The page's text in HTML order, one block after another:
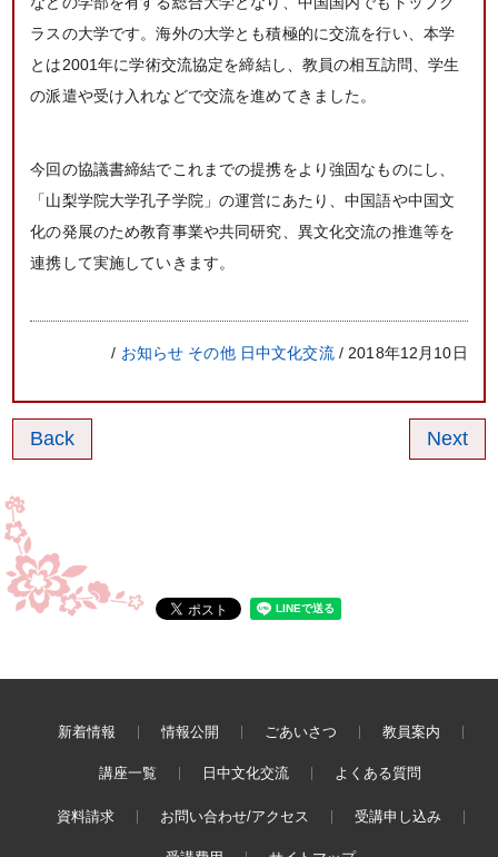
ラスの大学です。海外の大学とも積極的に交流を行い、本学
とは2001年に学術交流協定を締結し、教員の相互訪問、学生
の派遣や受け入れなどで交流を進めてきました。
今回の協議書締結でこれまでの提携をより強固なものにし、
「山梨学院大学孔子学院」の運営にあたり、中国語や中国文
化の発展のため教育事業や共同研究、異文化交流の推進等を
連携して実施していきます。
/ お知らせ その他 日中文化交流/ 2018年12月10日
Back Next
新着情報 情報公開 ごあいさつ 教員案内
講座一覧 日中文化交流 よくある質問
資料請求 お問い合わせ/アクセス 受講申し込み